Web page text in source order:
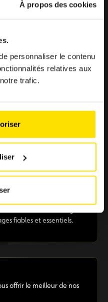
À propos des cookies
personnaliser le contenu
relatives aux
trafic.
être simple, rapide et
fiables et essentiels.
offrir le meilleur de nos